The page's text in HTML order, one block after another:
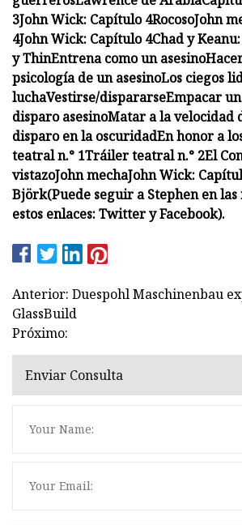
3John Wick: Capítulo 4RocosoJohn
4John Wick: Capítulo 4Chad y
y ThinEntrena como un asesino
psicología de un asesinoLos ciegos
luchaVestirse/dispararseEmpacar
disparo asesinoMatar a la velocidad
disparo en la oscuridadEn honor a
teatral n.° 1Tráiler teatral n.° 2El
vistazoJohn mechaJohn Wick:
Björk(Puede seguir a Stephen en las
estos enlaces: Twitter y Facebook).
Anterior: Duespohl Maschinenbau
GlassBuild
Próximo:
Enviar Consulta